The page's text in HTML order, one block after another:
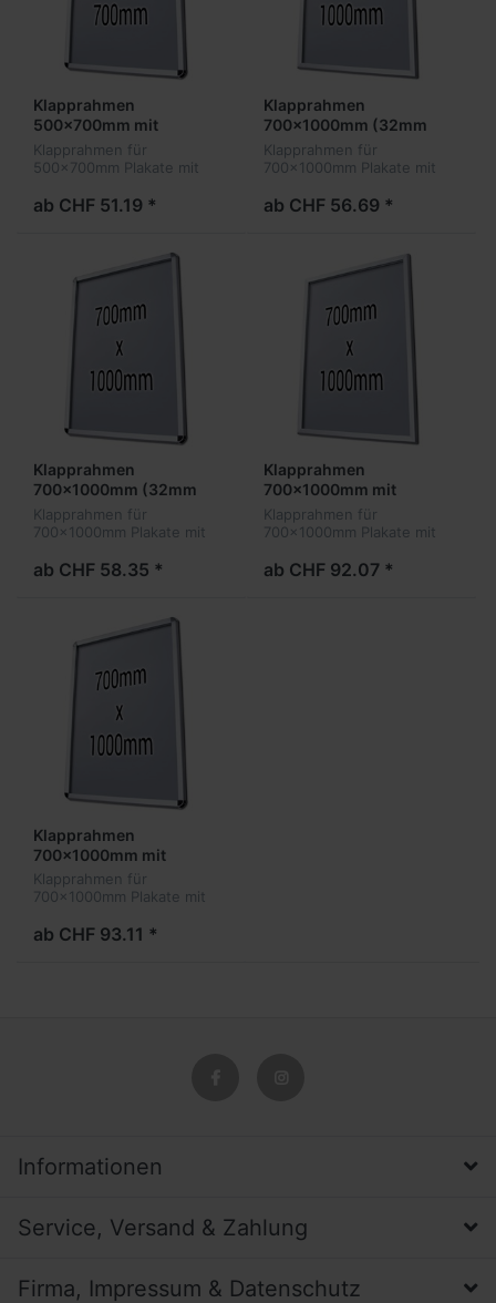
Klapprahmen
500x700mm mit
Sicherheitsverschluss
(32mm Profil)
Klapprahmen für
500x700mm Plakate mit
abgerundeten Ecken
ab CHF 51.19 *
Klapprahmen
700x1000mm (32mm
Profil eckig)
Klapprahmen für
700x1000mm Plakate mit
ab CHF 56.69 *
Klapprahmen
700x1000mm (32mm
Profil)
Klapprahmen für
700x1000mm Plakate mit
abgerundeten Ecken
ab CHF 58.35 *
Klapprahmen
700x1000mm mit
Sicherheitsverschluss
(32mm Profil)
Klapprahmen für
700x1000mm Plakate mit
ab CHF 92.07 *
Klapprahmen
700x1000mm mit
Sicherheitsverschluss
(32mm Profil)
Klapprahmen für
700x1000mm Plakate mit
abgerundeten Ecken
ab CHF 93.11 *
Informationen
Service, Versand & Zahlung
Firma, Impressum & Datenschutz